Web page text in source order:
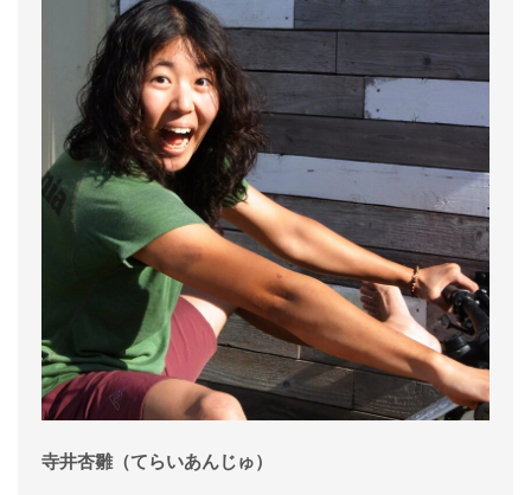
寺井杏雛（てらいあんじゅ）